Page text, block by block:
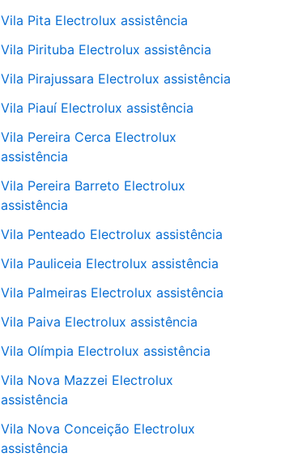
Vila Pita Electrolux assistência
Vila Pirituba Electrolux assistência
Vila Pirajussara Electrolux assistência
Vila Piauí Electrolux assistência
Vila Pereira Cerca Electrolux
assistência
Vila Pereira Barreto Electrolux
assistência
Vila Penteado Electrolux assistência
Vila Pauliceia Electrolux assistência
Vila Palmeiras Electrolux assistência
Vila Paiva Electrolux assistência
Vila Olímpia Electrolux assistência
Vila Nova Mazzei Electrolux
assistência
Vila Nova Conceição Electrolux
assistência